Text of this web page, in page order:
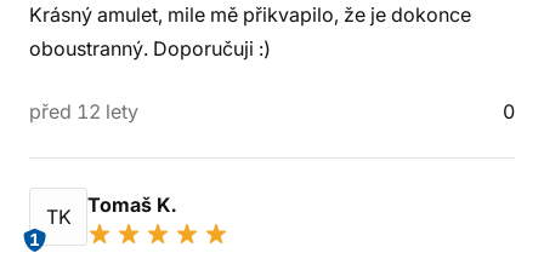
Krásný amulet, mile mě přikvapilo, že je dokonce
oboustranný. Doporučuji :)
před 12 lety 0
TK
1
Tomaš K.